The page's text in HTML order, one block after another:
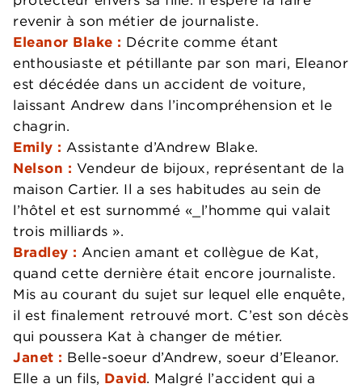
revenir à son métier de journaliste.
Eleanor Blake : Décrite comme étant
enthousiaste et pétillante par son mari, Eleanor
est décédée dans un accident de voiture,
laissant Andrew dans l’incompréhension et le
chagrin.
Emily :Assistante d’Andrew Blake.
Nelson : Vendeur de bijoux, représentant de la
maison Cartier. Il a ses habitudes au sein de
l’hôtel et est surnommé «_l’homme qui valait
trois milliards ».
Bradley :Ancien amant et collègue de Kat,
quand cette dernière était encore journaliste.
Mis au courant du sujet sur lequel elle enquête,
il est finalement retrouvé mort. C’est son décès
qui poussera Kat à changer de métier.
Janet : Belle-soeur d’Andrew, soeur d’Eleanor.
Elle a un fils, David. Malgré l’accident qui a